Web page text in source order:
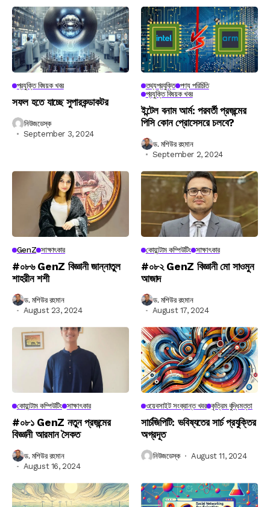
প্রযুক্তি বিষয়ক খবর
সফল হতে যাচ্ছে সুপারকন্ডাকটর
নিউজডেস্ক
September 3, 2024
তথ্যপ্রযুক্তি পণ্য পরিচিতি
প্রযুক্তি বিষয়ক খবর
ইন্টেল বনাম আর্ম: পরবর্তী প্রজন্মের
পিসি কোন প্রোসেসরে চলবে?
ড. মশিউর রহমান
September 2, 2024
GenZ সাক্ষাৎকার
#০৮৬ GenZ বিজ্ঞানী জান্নাতুল
শাহরীন শশী
ড. মশিউর রহমান
August 23, 2024
কোয়ান্টাম কম্পিউটিং সাক্ষাৎকার
#০৮২ GenZ বিজ্ঞানী মো সাওমুন
আজাদ
ড. মশিউর রহমান
August 17, 2024
কোয়ান্টাম কম্পিউটিং সাক্ষাৎকার
#০৮১ GenZ নতুন প্রজন্মের
বিজ্ঞানী আরমান সৈকত
ড. মশিউর রহমান
August 16, 2024
ওয়েবসাইট সংক্রান্ত খবর কৃত্রিম বুদ্ধিমত্তা
সার্চজিপিটি: ভবিষ্যতের সার্চ প্রযুক্তির
অগ্রদূত
নিউজডেস্ক August 11, 2024